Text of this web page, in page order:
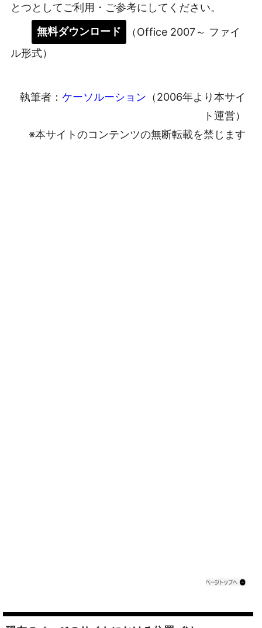
とつとしてご利用・ご参考にしてください。
無料ダウンロード
（Office 2007～ ファイ
ル形式）
執筆者： ケーソルーション （2006年より本サイ
ト運営）
※本サイトのコンテンツの無断転載を禁じます